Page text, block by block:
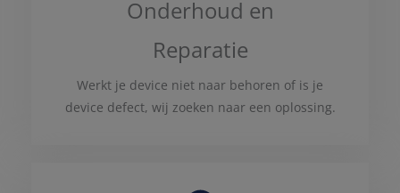
Onderhoud en
Reparatie
Werkt je device niet naar behoren of is je
device defect, wij zoeken naar een oplossing.